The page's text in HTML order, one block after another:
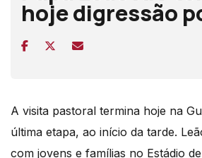
hoje digressão
A visita pastoral termina hoje na
última etapa, ao início da tarde.
com jovens e famílias no Estádio